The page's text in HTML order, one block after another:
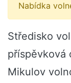
Nabídka
Středisko
příspěvková
Mikulov